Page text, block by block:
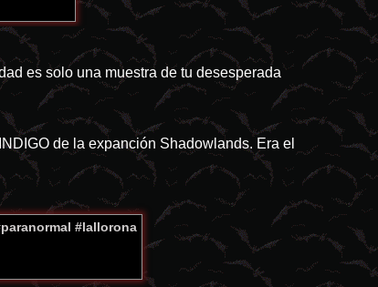
es solo una muestra de tu desesperada
de la expanción Shadowlands. Era el
#lallorona